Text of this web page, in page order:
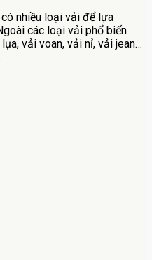
nhiều loại vải để lựa
các loại vải phổ biến
vải voan, vải nỉ, vải jean…